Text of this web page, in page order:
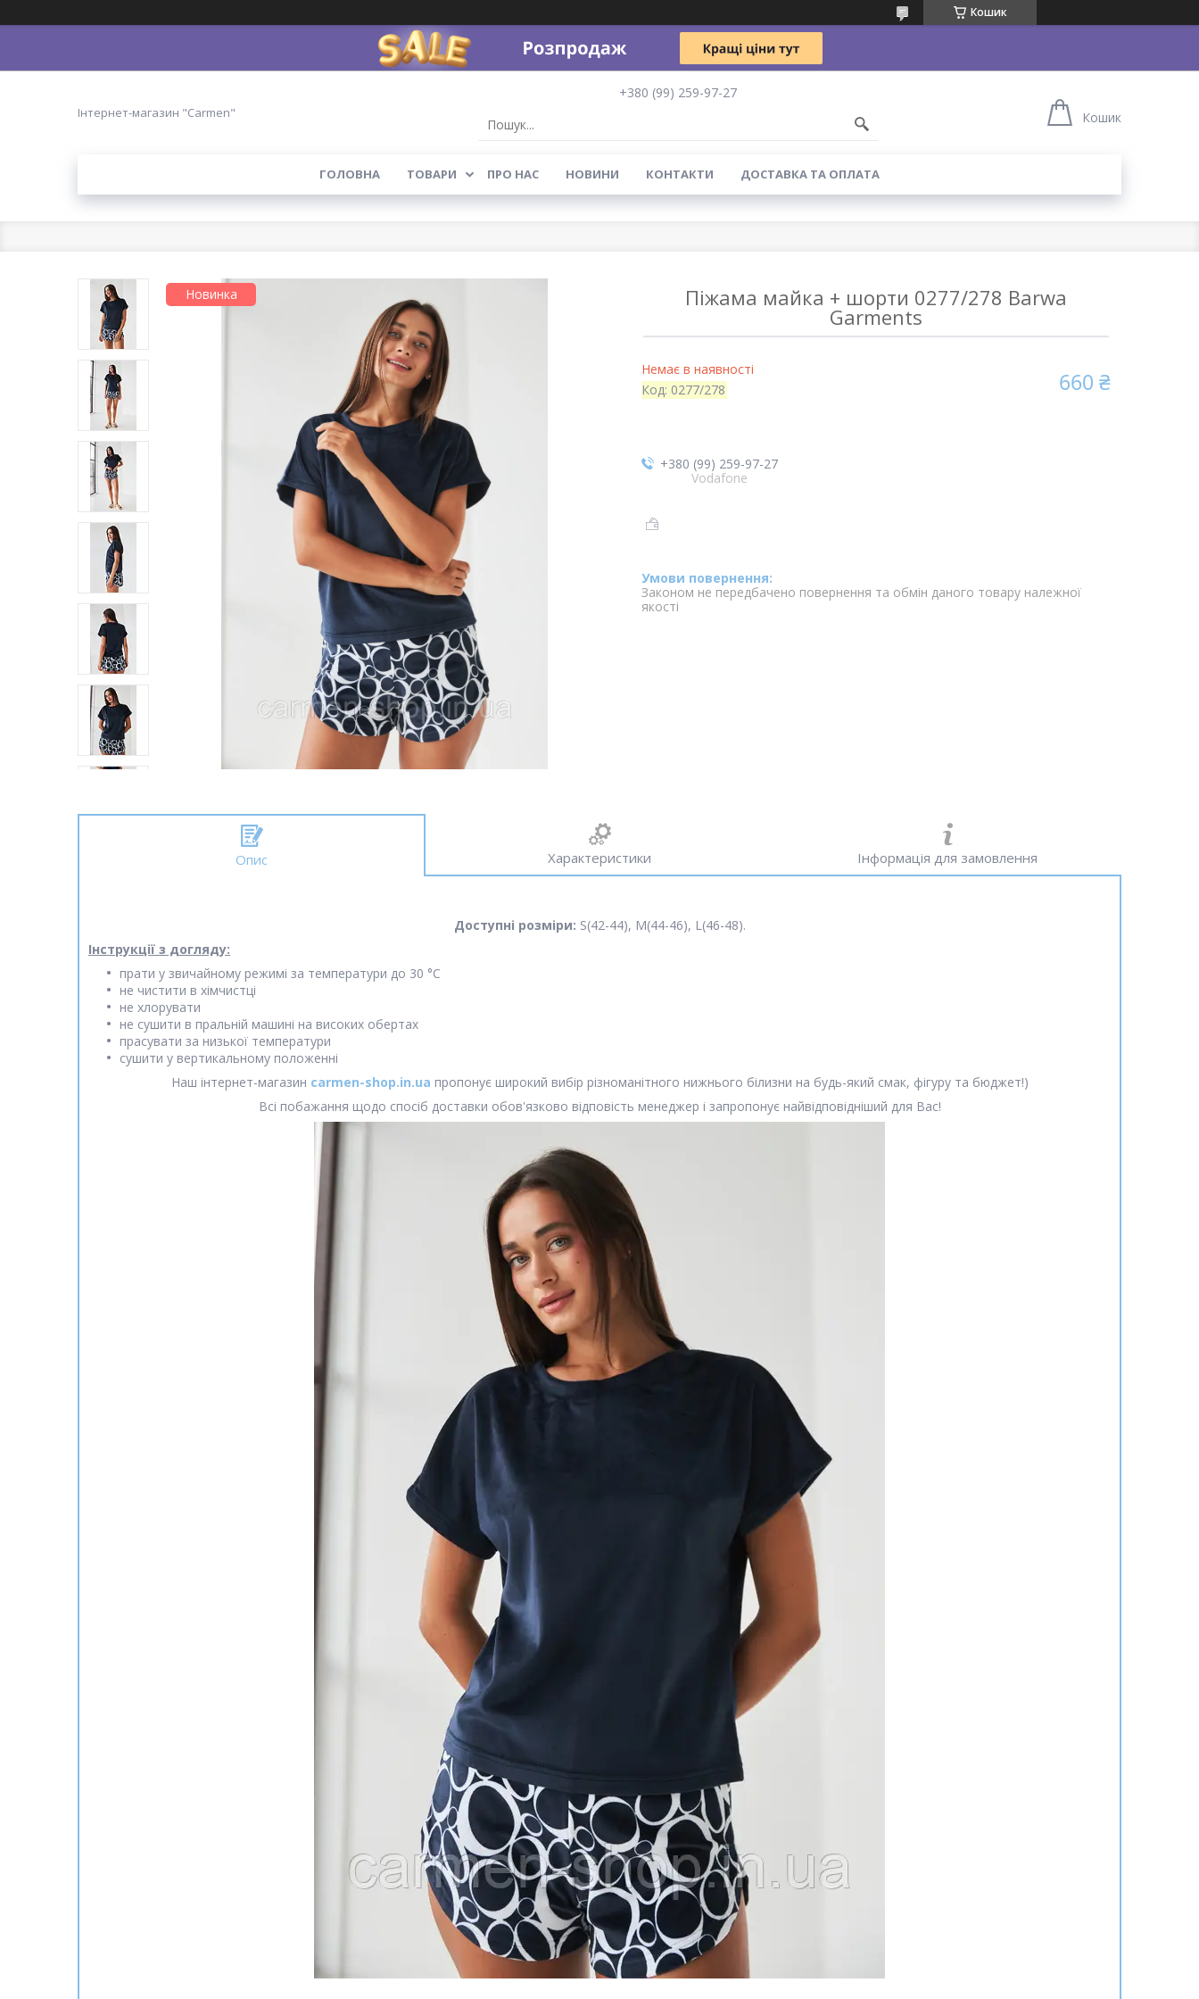
Кошик
Інтернет-магазин "Carmen"
+380 (99) 259-97-27
Кошик
ГОЛОВНА ТОВАРИ ПРО НАС НОВИНИ КОНТАКТИ ДОСТАВКА ТА ОПЛАТА
Новинка Піжама майка + шорти 0277/278 Barwa
Garments
Немає в наявності
Код: 0277/278 660 ₴
+380 (99) 259-97-27
Vodafone
Законом не передбачено повернення та обмін даного товару належної
якості
Опис Характеристики Інформація для замовлення
Доступні розміри: S(42-44), M(44-46), L(46-48).
Інструкції з догляду:
прати у звичайному режимі за температури до 30 °C
не чистити в хімчистці
не хлорувати
не сушити в пральній машині на високих обертах
прасувати за низької температури
сушити у вертикальному положенні
Наш інтернет-магазин carmen-shop.in.ua пропонує широкий вибір різноманітного нижнього білизни на будь-який смак, фігуру та бюджет!)
Всі побажання щодо спосіб доставки обов'язково відповість менеджер і запропонує найвідповідніший для Вас!